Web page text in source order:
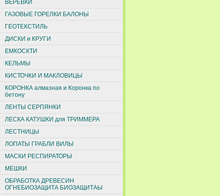
ВЕРЕВКИ
ГАЗОВЫЕ ГОРЕЛКИ БАЛОНЫ
ГЕОТЕКСТИЛЬ
ДИСКИ и КРУГИ
ЕМКОСКТИ
КЕЛЬМЫ
КИСТОЧКИ И МАКЛОВИЦЫ
КОРОНКА алмазная и Коронка по
бетону
ЛЕНТЫ СЕРПЯНКИ
ЛЕСКА КАТУШКИ для ТРИММЕРА
ЛЕСТНИЦЫ
ЛОПАТЫ ГРАБЛИ ВИЛЫ
МАСКИ РЕСПИРАТОРЫ
МЕШКИ
ОБРАБОТКА ДРЕВЕСИН
ОГНЕБИОЗАЩИТА БИОЗАЩИТАЫ